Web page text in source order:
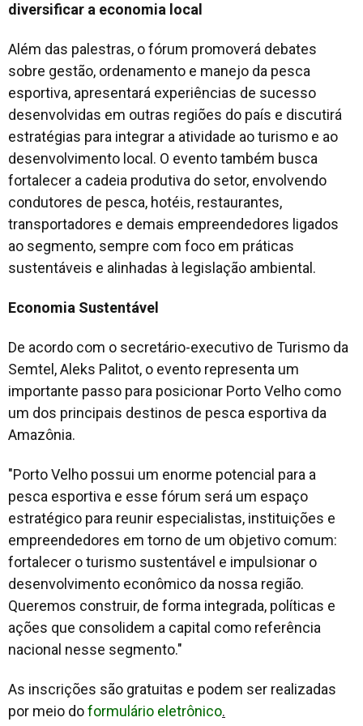
diversificar a economia local
Além das palestras, o fórum promoverá debates
sobre gestão, ordenamento e manejo da pesca
esportiva, apresentará experiências de sucesso
desenvolvidas em outras regiões do país e discutirá
estratégias para integrar a atividade ao turismo e ao
desenvolvimento local. O evento também busca
fortalecer a cadeia produtiva do setor, envolvendo
condutores de pesca, hotéis, restaurantes,
transportadores e demais empreendedores ligados
ao segmento, sempre com foco em práticas
sustentáveis e alinhadas à legislação ambiental.
Economia Sustentável
De acordo com o secretário-executivo de Turismo da
Semtel, Aleks Palitot, o evento representa um
importante passo para posicionar Porto Velho como
um dos principais destinos de pesca esportiva da
Amazônia.
"Porto Velho possui um enorme potencial para a
pesca esportiva e esse fórum será um espaço
estratégico para reunir especialistas, instituições e
empreendedores em torno de um objetivo comum:
fortalecer o turismo sustentável e impulsionar o
desenvolvimento econômico da nossa região.
Queremos construir, de forma integrada, políticas e
ações que consolidem a capital como referência
nacional nesse segmento."
As inscrições são gratuitas e podem ser realizadas
por meio doformulário eletrônico.